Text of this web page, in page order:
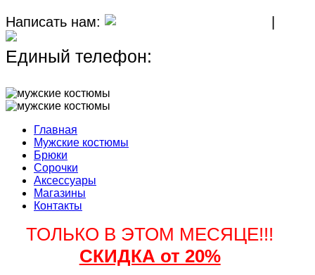
Написать нам:
Единый телефон:
Главная
Мужские костюмы
Брюки
Сорочки
Аксессуары
Магазины
Контакты
ТОЛЬКО В ЭТОМ МЕСЯЦЕ!!!
СКИДКА от 20%